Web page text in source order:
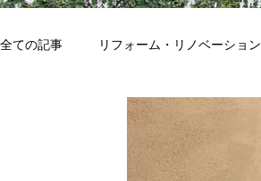
全ての記事 リフォーム・リノベーション
観葉植物